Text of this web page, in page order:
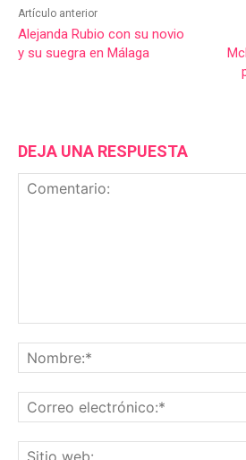
Artículo anterior
Alejanda Rubio con su novio
y su suegra en Málaga
DEJA UNA RESPUESTA